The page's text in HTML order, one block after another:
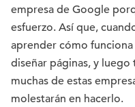
empresa de Google
esfuerzo. Así que,
aprender cómo
diseñar páginas, y
muchas de estas
molestarán en hacerlo.